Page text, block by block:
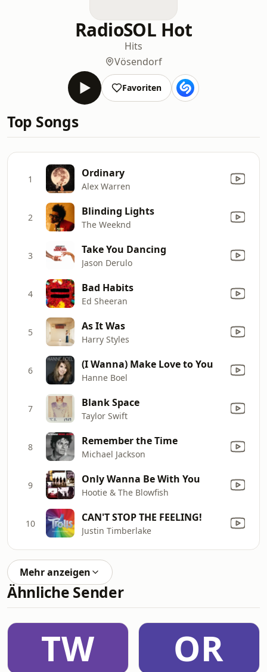
RadioSOL Hot
Hits
Vösendorf
Favoriten
Top Songs
1 Ordinary
Alex Warren
2 Blinding Lights
The Weeknd
3 Take You Dancing
Jason Derulo
4 Bad Habits
Ed Sheeran
5 As It Was
Harry Styles
6 (I Wanna) Make Love to You
Hanne Boel
7 Blank Space
Taylor Swift
8 Remember the Time
Michael Jackson
9 Only Wanna Be With You
Hootie & The Blowfish
10 CAN'T STOP THE FEELING!
Justin Timberlake
Mehr anzeigen
Ähnliche Sender
TW OR